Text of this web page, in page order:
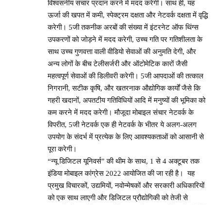
विश्वसनीय संचार प्रदान करने में मदद करेगी। साथ ही, यह
ऊर्जा की खपत में कमी, स्पेक्ट्रम दक्षता और नेटवर्क दक्षता में वृद्धि
करेगी। 5जी तकनीक अरबों की संख्या में इंटरनेट ऑफ थिंग्स
उपकरणों को जोड़ने में मदद करेगी, उच्च गति पर गतिशीलता के
साथ उच्च गुणवत्ता वाली वीडियो सेवाओं की अनुमति देगी, और
अन्य लोगों के बीच टेलीसर्जरी और ऑटोमेटिक कारों जैसी
महत्वपूर्ण सेवाओं की डिलीवरी करेगी। 5जी आपदाओं की तत्काल
निगरानी, ​​सटीक कृषि, और खतरनाक औद्योगिक कार्यों जैसे कि
गहरी खदानों, अपतटीय गतिविधियों आदि में मनुष्यों की भूमिका को
कम करने में मदद करेगी। मौजूदा मोबाइल संचार नेटवर्क के
विपरीत, 5जी नेटवर्क एक ही नेटवर्क के भीतर ये अलग-अलग
उपयोग के संदर्भ में प्रत्येक के लिए आवश्यकताओं को आसानी से
पूरा करेगी।
“न्यू डिजिटल यूनिवर्स” की थीम के साथ, 1 से 4 अक्टूबर तक
इंडिया मोबाइल कांग्रेस 2022 आयोजित की जा रही है। यह
प्रमुख विचारकों, उद्यमियों, नवोन्मेषकों और सरकारी अधिकारियों
को एक साथ लाएगी और डिजिटल प्रौद्योगिकी को तेजी से